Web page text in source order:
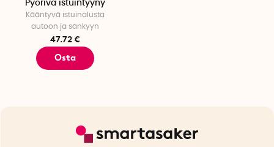
Pyörivä istuintyyny
Kääntyvä istuinalusta
autoon ja sänkyyn
47.72 €
Osta